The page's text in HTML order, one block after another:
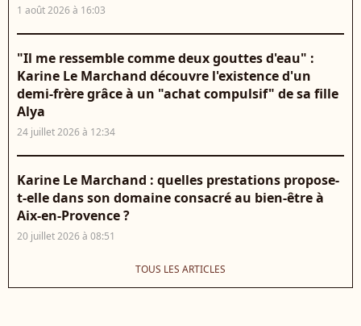
1 août 2026 à 16:03
"Il me ressemble comme deux gouttes d'eau" :
Karine Le Marchand découvre l'existence d'un
demi-frère grâce à un "achat compulsif" de sa fille
Alya
24 juillet 2026 à 12:34
Karine Le Marchand : quelles prestations propose-
t-elle dans son domaine consacré au bien-être à
Aix-en-Provence ?
20 juillet 2026 à 08:51
TOUS LES ARTICLES